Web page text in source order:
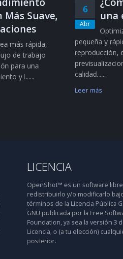
Más Suave,
más rápida,
de trabajo
para una
y l......
6
Abr
una
pequeña y
reproducción,
calidad......
Leer más
LICENCIA
OpenShot™ es un software
redistribuirlo y/o modificarlo
términos de la Licencia Pública
GNU publicada por la Free
Foundation, ya sea la versión 3
Licencia, o (a tu elección)
posterior.